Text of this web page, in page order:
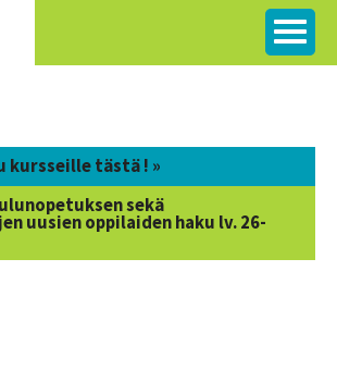
tästä ! »
sekä
uusien oppilaiden haku lv. 26-